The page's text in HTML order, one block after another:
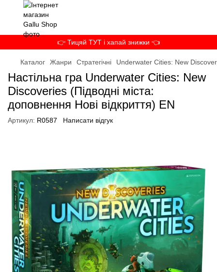
👉 Тицяй ТУТ і хапай знижки 👈
Каталог Жанри Стратегічні Underwater Cities: New
Настільна гра Underwater Cities: New
Discoveries (Підводні міста:
доповнення Нові відкриття) EN
Артикул: R0587 Написати відгук